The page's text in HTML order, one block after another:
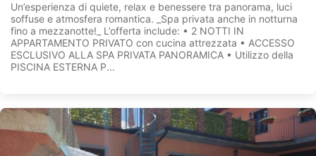
Un’esperienza di quiete, relax e benessere tra panorama, luci
soffuse e atmosfera romantica. _Spa privata anche in notturna
fino a mezzanotte!_ L’offerta include: • 2 NOTTI IN
APPARTAMENTO PRIVATO con cucina attrezzata • ACCESSO
ESCLUSIVO ALLA SPA PRIVATA PANORAMICA • Utilizzo della
PISCINA ESTERNA P...